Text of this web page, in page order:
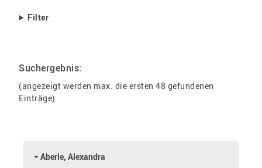
Filter
Suchergebnis:
(angezeigt werden max. die ersten 48 gefundenen
Einträge)
Aberle, Alexandra